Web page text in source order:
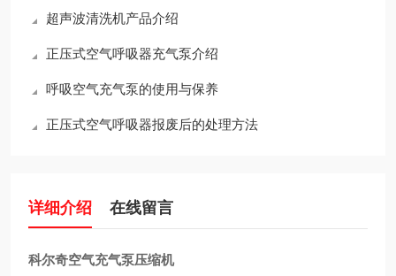
超声波清洗机产品介绍
正压式空气呼吸器充气泵介绍
呼吸空气充气泵的使用与保养
正压式空气呼吸器报废后的处理方法
详细介绍 在线留言
科尔奇空气充气泵压缩机